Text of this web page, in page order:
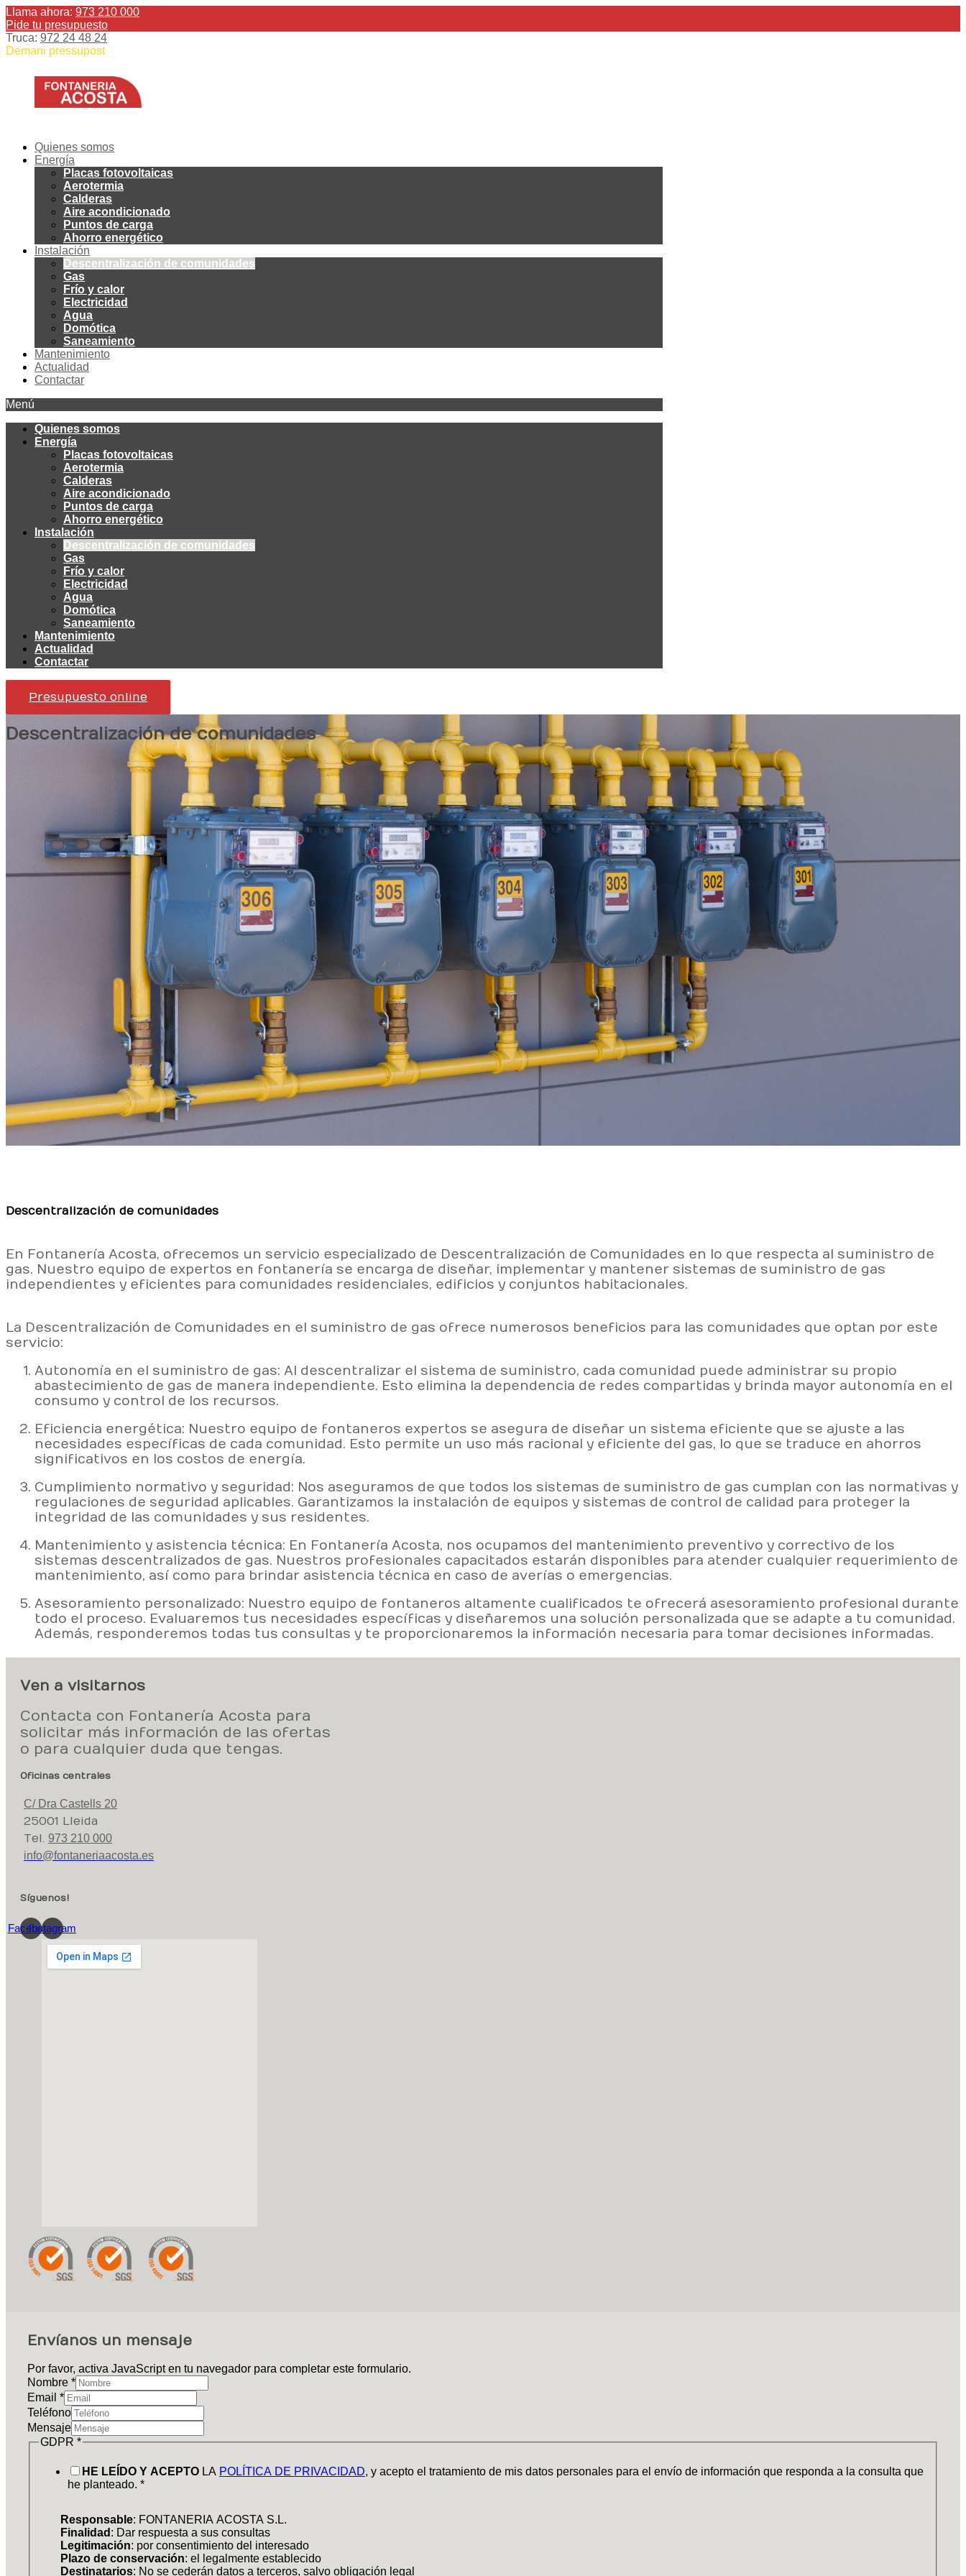
Llama ahora: 973 210 000
Pide tu presupuesto
Truca: 972 24 48 24
Demani pressupost
Quienes somos
Energía
Placas fotovoltaicas
Aerotermia
Calderas
Aire acondicionado
Puntos de carga
Ahorro energético
Instalación
Descentralización de comunidades
Gas
Frío y calor
Electricidad
Agua
Domótica
Saneamiento
Mantenimiento
Actualidad
Contactar
Menú
Quienes somos
Energía
Placas fotovoltaicas
Aerotermia
Calderas
Aire acondicionado
Puntos de carga
Ahorro energético
Instalación
Descentralización de comunidades
Gas
Frío y calor
Electricidad
Agua
Domótica
Saneamiento
Mantenimiento
Actualidad
Contactar
Presupuesto online
Descentralización de comunidades
Descentralización de comunidades
En Fontanería Acosta, ofrecemos un servicio especializado de Descentralización de Comunidades en lo que respecta al suministro de
gas. Nuestro equipo de expertos en fontanería se encarga de diseñar, implementar y mantener sistemas de suministro de gas
independientes y eficientes para comunidades residenciales, edificios y conjuntos habitacionales.
La Descentralización de Comunidades en el suministro de gas ofrece numerosos beneficios para las comunidades que optan por este
servicio:
Autonomía en el suministro de gas: Al descentralizar el sistema de suministro, cada comunidad puede administrar su propio
abastecimiento de gas de manera independiente. Esto elimina la dependencia de redes compartidas y brinda mayor autonomía en el
consumo y control de los recursos.
Eficiencia energética: Nuestro equipo de fontaneros expertos se asegura de diseñar un sistema eficiente que se ajuste a las
necesidades específicas de cada comunidad. Esto permite un uso más racional y eficiente del gas, lo que se traduce en ahorros
significativos en los costos de energía.
Cumplimiento normativo y seguridad: Nos aseguramos de que todos los sistemas de suministro de gas cumplan con las normativas y
regulaciones de seguridad aplicables. Garantizamos la instalación de equipos y sistemas de control de calidad para proteger la
integridad de las comunidades y sus residentes.
Mantenimiento y asistencia técnica: En Fontanería Acosta, nos ocupamos del mantenimiento preventivo y correctivo de los
sistemas descentralizados de gas. Nuestros profesionales capacitados estarán disponibles para atender cualquier requerimiento de
mantenimiento, así como para brindar asistencia técnica en caso de averías o emergencias.
Asesoramiento personalizado: Nuestro equipo de fontaneros altamente cualificados te ofrecerá asesoramiento profesional durante
todo el proceso. Evaluaremos tus necesidades específicas y diseñaremos una solución personalizada que se adapte a tu comunidad.
Además, responderemos todas tus consultas y te proporcionaremos la información necesaria para tomar decisiones informadas.
Ven a visitarnos
Contacta con Fontanería Acosta para
solicitar más información de las ofertas
o para cualquier duda que tengas.
Oficinas centrales
C/ Dra Castells 20
25001 Lleida
Tel. 973 210 000
info@fontaneriaacosta.es
Síguenos!
Facebook
Instagram
Envíanos un mensaje
Por favor, activa JavaScript en tu navegador para completar este formulario.
Nombre *
Email *
Teléfono
Mensaje
GDPR *
HE LEÍDO Y ACEPTO LA POLÍTICA DE PRIVACIDAD, y acepto el tratamiento de mis datos personales para el envío de información que responda a la consulta que
he planteado. *
Responsable: FONTANERIA ACOSTA S.L.
Finalidad : Dar respuesta a sus consultas
Legitimación: por consentimiento del interesado
Plazo de conservación: el legalmente establecido
Destinatarios: No se cederán datos a terceros, salvo obligación legal